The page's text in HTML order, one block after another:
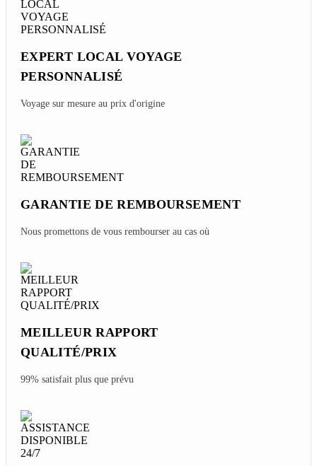
EXPERT LOCAL VOYAGE
PERSONNALISÉ
Voyage sur mesure au prix d'origine
GARANTIE DE REMBOURSEMENT
Nous promettons de vous rembourser au cas où
MEILLEUR RAPPORT
QUALITÉ/PRIX
99% satisfait plus que prévu